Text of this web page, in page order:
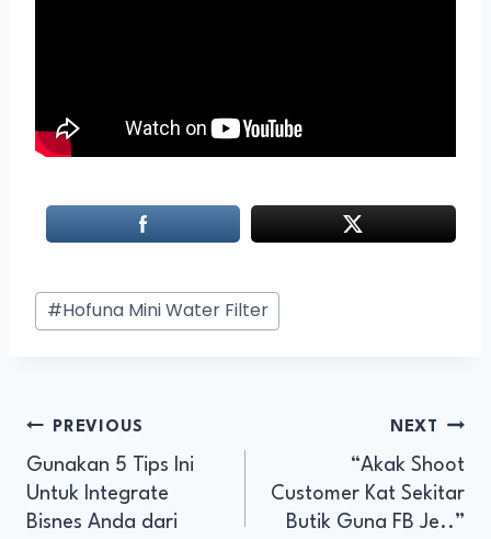
#Hofuna Mini Water Filter
PREVIOUS
Gunakan 5 Tips Ini
Untuk Integrate
Bisnes Anda dari
NEXT
“Akak Shoot
Customer Kat Sekitar
Butik Guna FB Je..”